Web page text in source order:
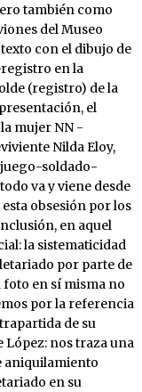
también como
del Museo
con el dibujo de
en la
(registro) de la
el
mujer NN -
Nilda Eloy,
juego-soldado-
va y viene desde
obsesión por los
en aquel
la sistematicidad
por parte de
en sí misma no
por la referencia
de su
López: nos traza una
aniquilamiento
en su